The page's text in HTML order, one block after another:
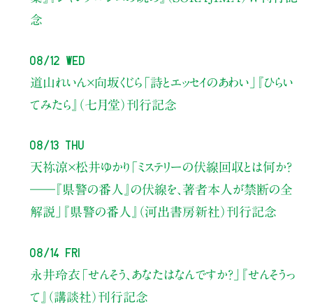
念
08/12 Wed
道山れいん×向坂くじら 「詩とエッセイのあわい」
『ひらい
てみたら』（七月堂）刊行記念
08/13 Thu
天祢涼×松井ゆかり 「ミステリーの伏線回収とは何か？
――『県警の番人』の伏線を、著者本人が禁断の全
解説」
『県警の番人』（河出書房新社）刊行記念
08/14 Fri
永井玲衣 「せんそう、あなたはなんですか？」
『せんそうっ
て』（講談社）刊行記念